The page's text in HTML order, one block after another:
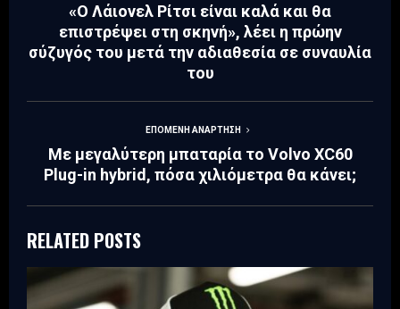
«Ο Λάιονελ Ρίτσι είναι καλά και θα
επιστρέψει στη σκηνή», λέει η πρώην
σύζυγός του μετά την αδιαθεσία σε συναυλία
του
ΕΠΌΜΕΝΗ ΑΝΆΡΤΗΣΗ
Με μεγαλύτερη μπαταρία το Volvo XC60
Plug-in hybrid, πόσα χιλιόμετρα θα κάνει;
RELATED POSTS